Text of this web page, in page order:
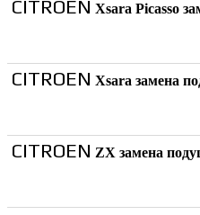
CITROEN Xsara Picasso
CITROEN Xsara замена
CITROEN ZX замена